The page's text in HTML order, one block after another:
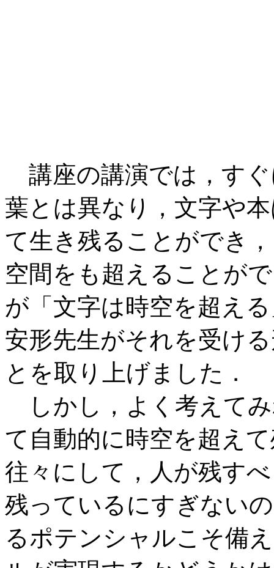
講座の講演では，す
葉とは異なり，文字や
て生き残ることができ
空間をも超えることが
が「文字は時空を超え
安形先生がそれを受け
とを取り上げました．
しかし，よく考えて
て自動的に時空を超え
往々にして，人が残す
残っているにすぎない
るポテンシャルこそ備